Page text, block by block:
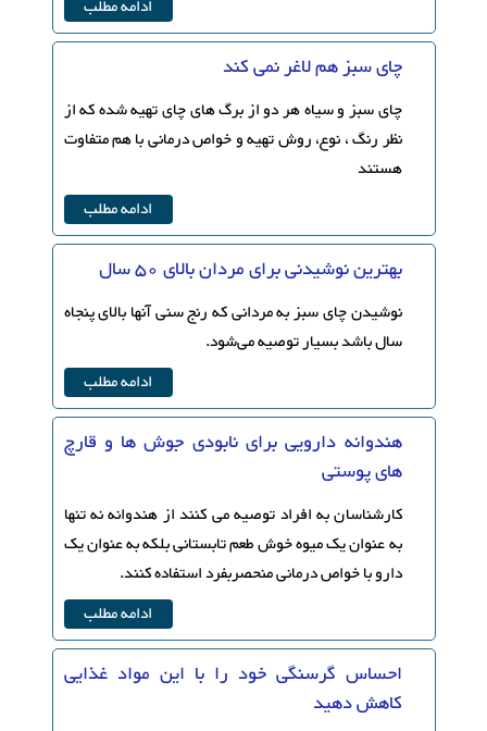
ادامه مطلب
چای سبز هم لاغر نمی کند
چای سبز و سیاه هر دو از برگ های چای تهیه شده که از
نظر رنگ ، نوع، روش تهیه و خواص درمانی با هم متفاوت
هستند
ادامه مطلب
بهترین نوشیدنی برای مردان بالای 50 سال
نوشیدن چای سبز به مردانی که رنج سنی آنها بالای پنجاه
سال باشد بسیار توصیه می‌شود.
ادامه مطلب
هندوانه دارویی برای نابودی جوش ها و قارچ
های پوستی
کارشناسان به افراد توصیه می کنند از هندوانه نه تنها
به عنوان یک میوه خوش طعم تابستانی بلکه به عنوان یک
دارو با خواص درمانی منحصربفرد استفاده کنند.
ادامه مطلب
احساس گرسنگی خود را با این مواد غذایی
کاهش دهید